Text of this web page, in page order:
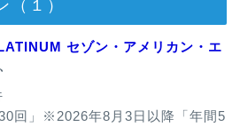
（１）
セゾン・アメリカン・エ
回」※2026年8月3日以降「年間5